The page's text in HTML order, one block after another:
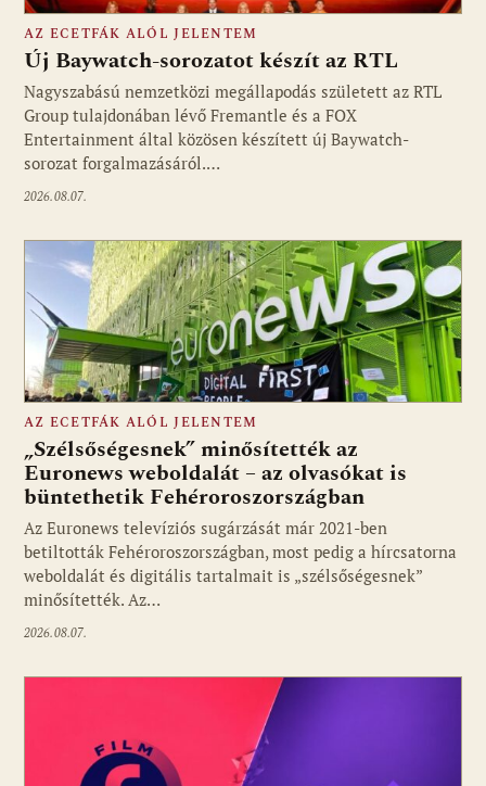
Fotó: media1.hu
AZ ECETFÁK ALÓL JELENTEM
Új Baywatch-sorozatot készít az RTL
Nagyszabású nemzetközi megállapodás született az RTL
Group tulajdonában lévő Fremantle és a FOX
Entertainment által közösen készített új Baywatch-
sorozat forgalmazásáról.…
2026.08.07.
Fotó: media1.hu
AZ ECETFÁK ALÓL JELENTEM
„Szélsőségesnek” minősítették az
Euronews weboldalát – az olvasókat is
büntethetik Fehéroroszországban
Az Euronews televíziós sugárzását már 2021-ben
betiltották Fehéroroszországban, most pedig a hírcsatorna
weboldalát és digitális tartalmait is „szélsőségesnek”
minősítették. Az…
2026.08.07.